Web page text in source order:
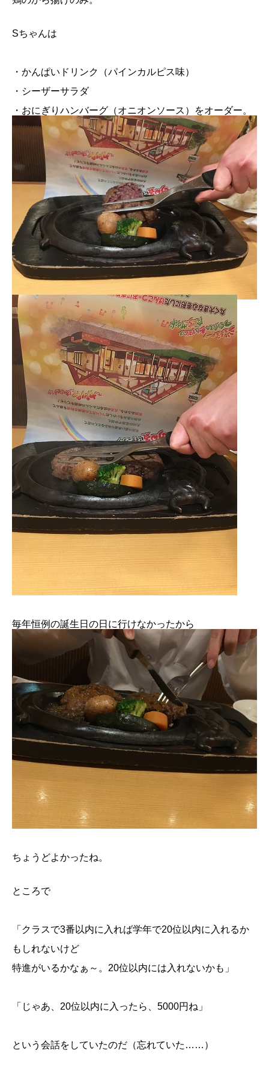
Sちゃんは
・かんぱいドリンク（パインカルピス味）
・シーザーサラダ
・おにぎりハンバーグ（オニオンソース）をオーダー。
毎年恒例の誕生日の日に行けなかったから
ちょうどよかったね。
ところで
「クラスで3番以内に入れば学年で20位以内に入れるか
もしれないけど
特進がいるかなぁ～。20位以内には入れないかも」
「じゃあ、20位以内に入ったら、5000円ね」
という会話をしていたのだ（忘れていた……）